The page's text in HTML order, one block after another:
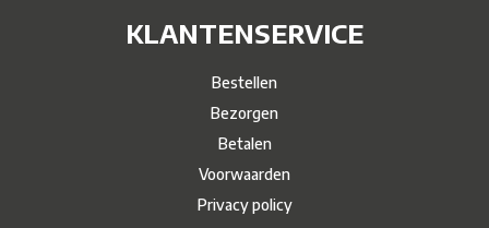
KLANTENSERVICE
Bestellen
Bezorgen
Betalen
Voorwaarden
Privacy policy